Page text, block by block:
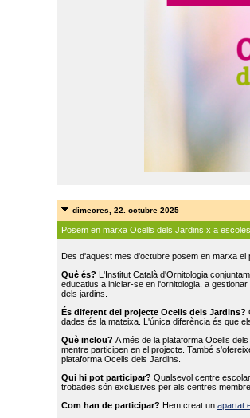
dimecres, 22. octubre 2025
Posem en marxa Ocells dels Jardins x a escoles
Des d'aquest mes d'octubre posem en marxa
Què és? L'Institut Català d'Ornitologia
educatius a iniciar-se en l'ornitologia, a
dels jardins.
És diferent del projecte Ocells dels Jardins?
dades és la mateixa. L'única diferència és que
Què inclou? A més de la plataforma Ocells
mentre participen en el projecte. També
plataforma Ocells dels Jardins.
Qui hi pot participar? Qualsevol centre
trobades són exclusives per als centres
Com han de participar? Hem creat un apartat